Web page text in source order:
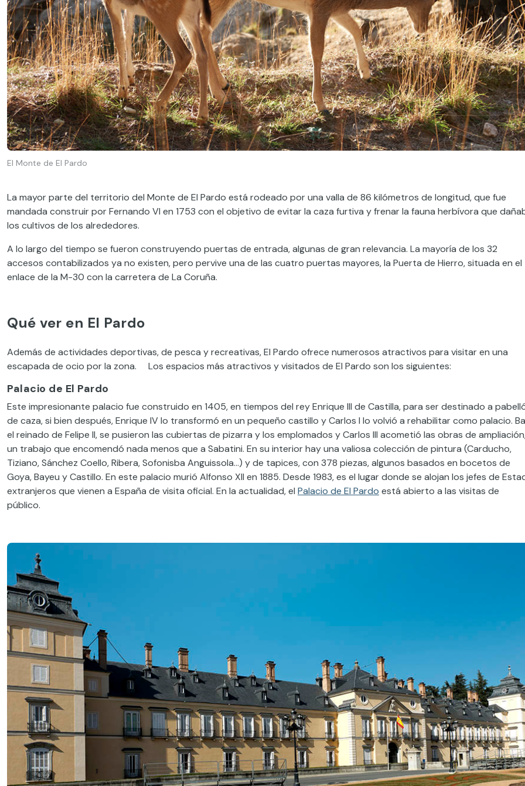
El Monte de El Pardo
La mayor parte del territorio del Monte de El Pardo está rodeado por una valla de 86 kilómetros de longitud, que fue
mandada construir por Fernando VI en 1753 con el objetivo de evitar la caza furtiva y frenar la fauna herbívora que
los cultivos de los alrededores.
A lo largo del tiempo se fueron construyendo puertas de entrada, algunas de gran relevancia. La mayoría de los 32
accesos contabilizados ya no existen, pero pervive una de las cuatro puertas mayores, la Puerta de Hierro, situada en el
enlace de la M-30 con la carretera de La Coruña.
Qué ver en El Pardo
Además de actividades deportivas, de pesca y recreativas, El Pardo ofrece numerosos atractivos para visitar en una
escapada de ocio por la zona. Los espacios más atractivos y visitados de El Pardo son los siguientes:
Palacio de El Pardo
Este impresionante palacio fue construido en 1405, en tiempos del rey Enrique III de Castilla, para ser destinado a
de caza, si bien después, Enrique IV lo transformó en un pequeño castillo y Carlos I lo volvió a rehabilitar como palacio.
el reinado de Felipe II, se pusieron las cubiertas de pizarra y los emplomados y Carlos III acometió las obras de
un trabajo que encomendó nada menos que a Sabatini. En su interior hay una valiosa colección de pintura (Carducho,
Tiziano, Sánchez Coello, Ribera, Sofonisba Anguissola…) y de tapices, con 378 piezas, algunos basados en bocetos de
Goya, Bayeu y Castillo. En este palacio murió Alfonso XII en 1885. Desde 1983, es el lugar donde se alojan los jefes de
extranjeros que vienen a España de visita oficial. En la actualidad, el Palacio de El Pardo está abierto a las visitas de
público.